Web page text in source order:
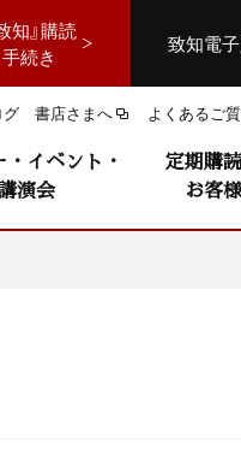
知』購読
手続き
致知電
グ 書店さまへ よくあるご
イベント・
演会
定期購
お客